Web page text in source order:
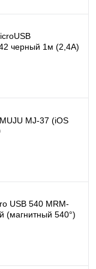
черный 1м (2,4А)
MJ-37 (iOS
USB 540 MRM-
(магнитный 540°)
на магните,